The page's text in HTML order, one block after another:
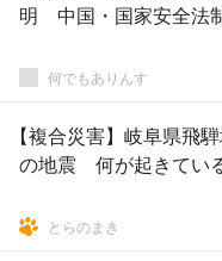
明 中国・国家安全法
何でもありんす
【複合災害】岐阜県飛
の地震 何が起きてい
とらのまき